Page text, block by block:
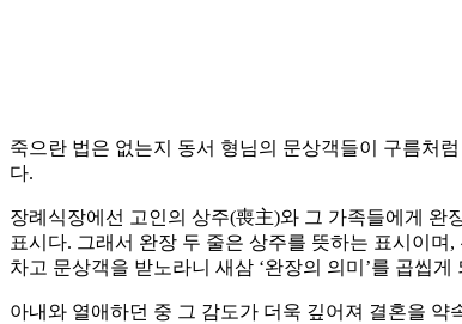
죽으란 법은 없는지 동서 형님의 문상객들이 구름처
다.
장례식장에선 고인의 상주(喪主)와 그 가족들에게 완
표시다. 그래서 완장 두 줄은 상주를 뜻하는 표시이
차고 문상객을 받노라니 새삼 ‘완장의 의미’를 곱씹게
아내와 열애하던 중 그 감도가 더욱 깊어져 결혼을 약